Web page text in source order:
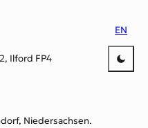
Ilford FP4
EN
Niedersachsen.